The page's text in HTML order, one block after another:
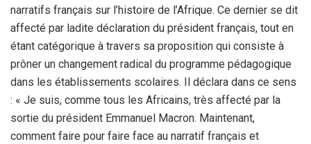
narratifs français sur l’histoire de l’Afrique. Ce dernier se dit
affecté par ladite déclaration du président français, tout en
étant catégorique à travers sa proposition qui consiste à
prôner un changement radical du programme pédagogique
dans les établissements scolaires. Il déclara dans ce sens
: « Je suis, comme tous les Africains, très affecté par la
sortie du président Emmanuel Macron. Maintenant,
comment faire pour faire face au narratif français et